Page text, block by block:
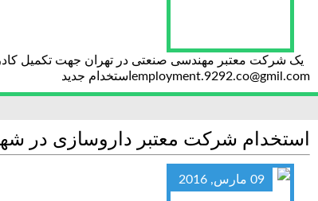
employment.9292.co@gmil.comاستخدام جدید
استخدام شرکت معتبر داروسازی در
09 مارس, 2016